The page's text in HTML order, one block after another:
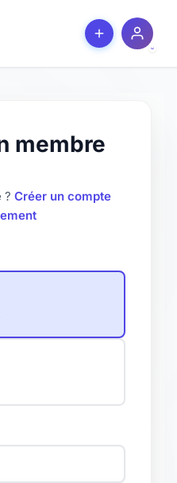
membre
? Créer un compte